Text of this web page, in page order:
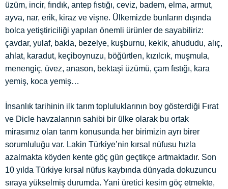
üzüm, incir, fındık, antep fıstığı, ceviz, badem, elma, armut,
ayva, nar, erik, kiraz ve vişne. Ülkemizde bunların dışında
bolca yetiştiriciliği yapılan önemli ürünler de sayabiliriz:
çavdar, yulaf, bakla, bezelye, kuşburnu, kekik, ahududu, alıç,
ahlat, karadut, keçiboynuzu, böğürtlen, kızılcık, muşmula,
menengiç, üvez, anason, bektaşi üzümü, çam fıstığı, kara
yemiş, koca yemiş…
İnsanlık tarihinin ilk tarım topluluklarının boy gösterdiği Fırat
ve Dicle havzalarının sahibi bir ülke olarak bu ortak
mirasımız olan tarım konusunda her birimizin ayrı birer
sorumluluğu var. Lakin Türkiye’nin kırsal nüfusu hızla
azalmakta köyden kente göç gün geçtikçe artmaktadır. Son
10 yılda Türkiye kırsal nüfus kaybında dünyada dokuzuncu
sıraya yükselmiş durumda. Yani üretici kesim göç etmekte,